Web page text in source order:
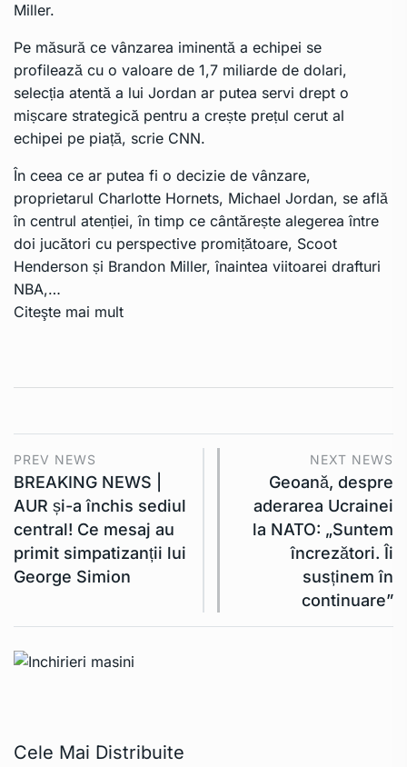
Miller.
Pe măsură ce vânzarea iminentă a echipei se
profilează cu o valoare de 1,7 miliarde de dolari,
selecția atentă a lui Jordan ar putea servi drept o
mișcare strategică pentru a crește prețul cerut al
echipei pe piață, scrie CNN.
În ceea ce ar putea fi o decizie de vânzare,
proprietarul Charlotte Hornets, Michael Jordan, se află
în centrul atenției, în timp ce cântărește alegerea între
doi jucători cu perspective promițătoare, Scoot
Henderson și Brandon Miller, înaintea viitoarei drafturi
NBA,…
Citeşte mai mult
PREV NEWS
BREAKING NEWS |
AUR și-a închis sediul
central! Ce mesaj au
primit simpatizanții lui
George Simion
NEXT NEWS
Geoană, despre
aderarea Ucrainei
la NATO: „Suntem
încrezători. Îi
susținem în
continuare”
Cele Mai Distribuite